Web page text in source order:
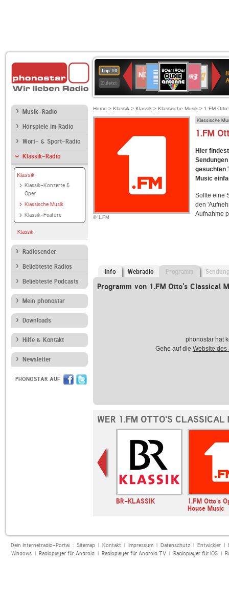
Top 10
Zuletzt
Deutschlandfunk
80er
90er
OLDIE
ANTENNE
SWR3
SWR
Kultur
NDR
2
Musik-Radio
Hörspiele im Radio
Wort- & Sport-Radio
Klassik-Radio
Klassik
Klassik-Konzerte &
Oper
Klassische Musik
Klassik-Feature
Klassik
Radiosender
Beliebteste Radios
Beliebteste Podcasts
Mein phonostar
Downloads
Hilfe & Kontakt
Newsletter
PHONOSTAR AUF
Home > Klassik > Klassik > Klassische Musik > 1.FM
© 1.FM
Klassische
1.FM
Hier
gesuchten
Music
Sollte eine
den
Aufnahme
Info Webradio Programm
Programm von 1.FM Otto's Classical
phonostar hat
Gehe auf die Website des
WER 1.FM OTTO'S CLASSICAL
BR-KLASSIK
1.FM Otto's
House Music
Dein Internetradio-Portal : Sitemap| Kontakt| Impressum| Datenschutz| Entwickler|
Windows| Radioplayer für Android| Radioplayer für Android TV| Radioplayer für iOS|